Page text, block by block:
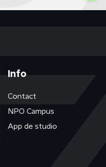
Info
Contact
NPO Campus
App de studio